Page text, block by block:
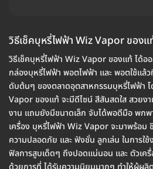
วิธีเช็คบุหรี่ไฟฟ้า Wiz Vapor ของแ
วิธีเช็คบุหรี่ไฟฟ้า Wiz Vapor ของแท้ ได้อ
กล่องบุหรี่ไฟฟ้า พอตไฟฟ้า และ พอตใช้แล้
ดับต้นๆ ของตลาดอุตสาหกรรมบุหรี่ไฟฟ้า
Vapor ของแท้ จะมีดีไซน์ สีสันสดใส สวยง
งาน แถมยังมีขนาดเล็ก จับได้พอดีมือ พกพ
เครื่อง บุหรี่ไฟฟ้า Wiz Vapor จะมาพร้อม
ความปลอดภัย และ ฟังชั่น ลูกเล่น ในการใ
ฟิลการสูบเด็ดๆ ถึงปอดแน่นอน และ ตัวเค